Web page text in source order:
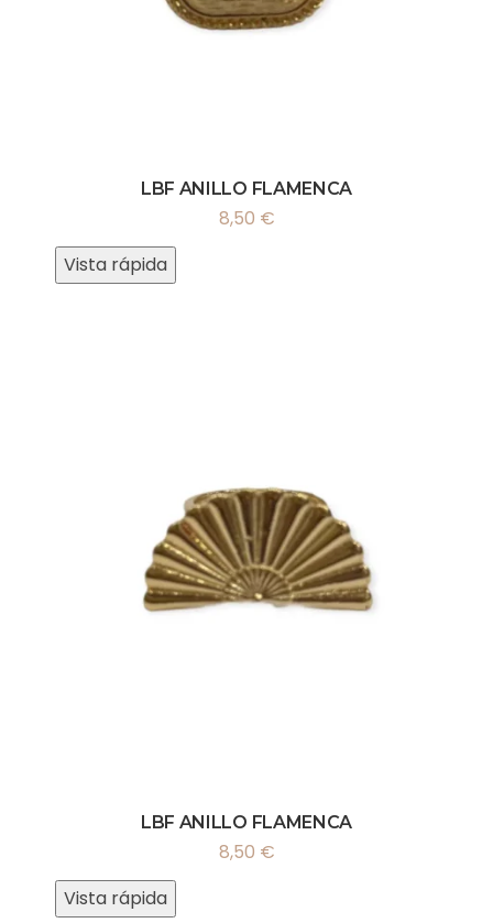
LBF ANILLO FLAMENCA
8,50 €
Vista rápida
LBF ANILLO FLAMENCA
8,50 €
Vista rápida